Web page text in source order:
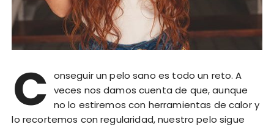
C onseguir un pelo sano es todo un reto. A
veces nos damos cuenta de que, aunque
no lo estiremos con herramientas de calor y
lo recortemos con regularidad, nuestro pelo sigue